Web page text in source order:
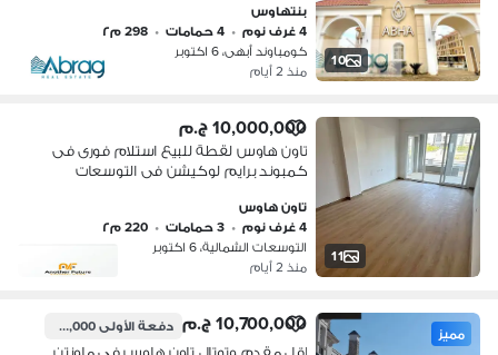
10
بنتهاوس
4 غرف نوم
• 4 حمامات • 298 م٢
كومباوند أبهى، 6 اكتوبر
منذ 2 أيام
11
10,000,000 ج.م
تاون هاوس لقطة للبيع استلام فورى فى
كمبوند برايم لوكيشن فى التوسعات
تاون هاوس
4 غرف نوم
• 3 حمامات • 220 م٢
التوسعات الشمالية، 6 اكتوبر
منذ 2 أيام
مميز 10,700,000 ج.م دفعة الأولى7,650,000 ج.م